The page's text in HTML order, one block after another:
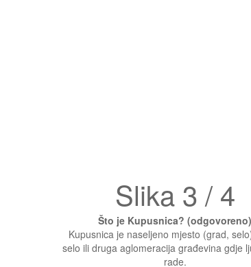
Slika 3 / 4
Što je Kupusnica? (odgovoreno)
Kupusnica je naseljeno mjesto (grad,
selo ili druga aglomeracija građevina gdje
rade.